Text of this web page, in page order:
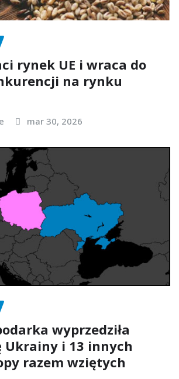
rynek UE i wraca do
na rynku
mar 30, 2026
wyprzedziła
Ukrainy i 13 innych
razem wziętych